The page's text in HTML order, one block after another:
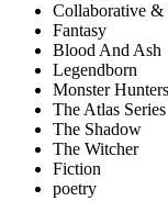
Collaborative &
Fantasy
Blood And Ash
Legendborn
Monster Hunters
The Atlas Series
The Shadow
The Witcher
Fiction
poetry